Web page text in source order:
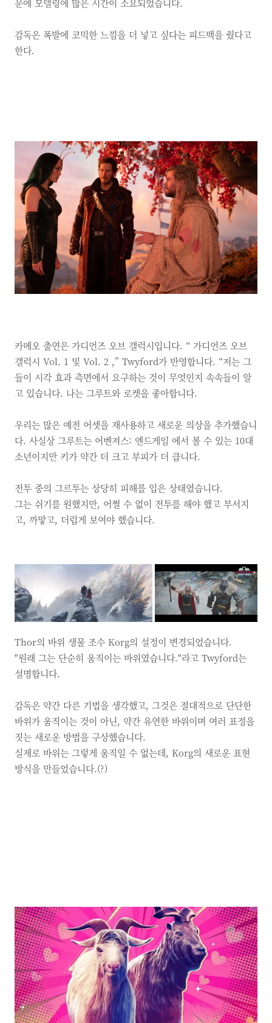
문에 모델링에 많은 시간이 소요되었습니다.
감독은 폭발에 코믹한 느낌을 더 넣고 싶다는 피드백을 줬다고
한다.
카메오 출연은 가디언즈 오브 갤럭시입니다. “ 가디언즈 오브
갤럭시 Vol. 1 및 Vol. 2 ,” Twyford가 반영합니다. “저는 그
들이 시각 효과 측면에서 요구하는 것이 무엇인지 속속들이 알
고 있습니다. 나는 그루트와 로켓을 좋아합니다.
우리는 많은 예전 어셋을 재사용하고 새로운 의상을 추가했습니
다. 사실상 그루트는 어벤져스: 엔드게임 에서 볼 수 있는 10대
소년이지만 키가 약간 더 크고 부피가 더 큽니다.
전투 중의 그르투는 상당히 피해를 입은 상태였습니다.
그는 쉬기를 원했지만, 어쩔 수 없이 전투를 해야 했고 부서지
고, 까맣고, 더럽게 보여야 했습니다.
Thor의 바위 생물 조수 Korg의 설정이 변경되었습니다.
"원래 그는 단순히 움직이는 바위였습니다."라고 Twyford는
설명합니다.
감독은 약간 다른 기법을 생각했고, 그것은 절대적으로 단단한
바위가 움직이는 것이 아닌, 약간 유연한 바위이며 여러 표정을
짓는 새로운 방법을 구상했습니다.
실제로 바위는 그렇게 움직일 수 없는데, Korg의 새로운 표현
방식을 만들었습니다.(?)